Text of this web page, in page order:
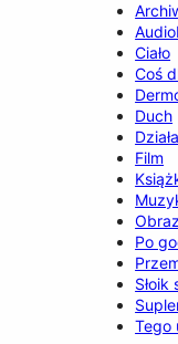
Ciało
Coś
Duch
Film
Obraz
Po
Słoik
Tego